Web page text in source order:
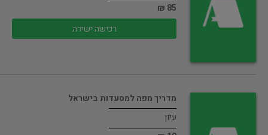
85 ₪
רכישה ישירה
מדריך מפה למסעדות בישראל
עיון